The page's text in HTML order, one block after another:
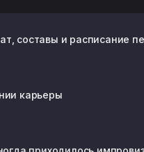
составы и расписание
карьеры